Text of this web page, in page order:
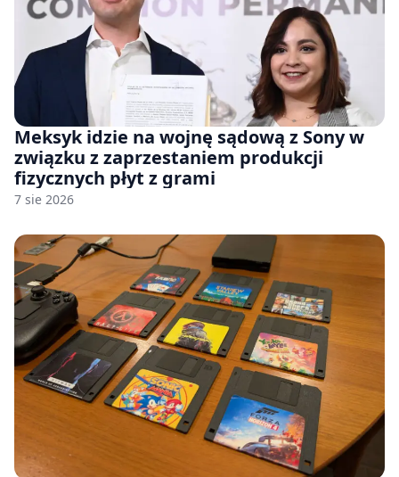
Meksyk idzie na wojnę sądową z Sony w
związku z zaprzestaniem produkcji
fizycznych płyt z grami
7 sie 2026